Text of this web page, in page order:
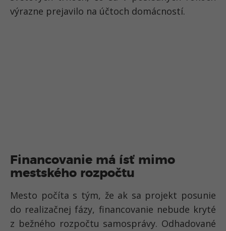
výrazne prejavilo na účtoch domácností.
Financovanie má ísť mimo
mestského rozpočtu
Mesto počíta s tým, že ak sa projekt posunie
do realizačnej fázy, financovanie nebude kryté
z bežného rozpočtu samosprávy. Odhadované